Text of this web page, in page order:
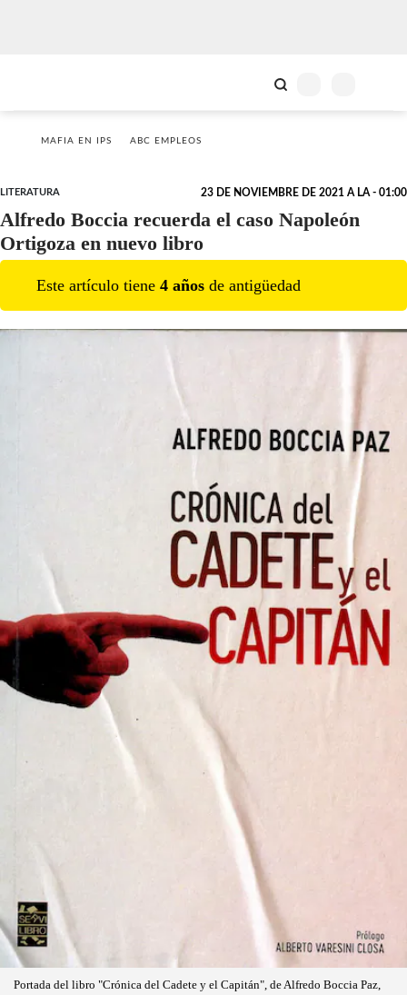
MAFIA EN IPS ABC EMPLEOS
LITERATURA 23 DE NOVIEMBRE DE 2021 A LA - 01:00
Alfredo Boccia recuerda el caso Napoleón
Ortigoza en nuevo libro
Este artículo tiene 4 años de antigüedad
Portada del libro "Crónica del Cadete y el Capitán", de Alfredo Boccia Paz,